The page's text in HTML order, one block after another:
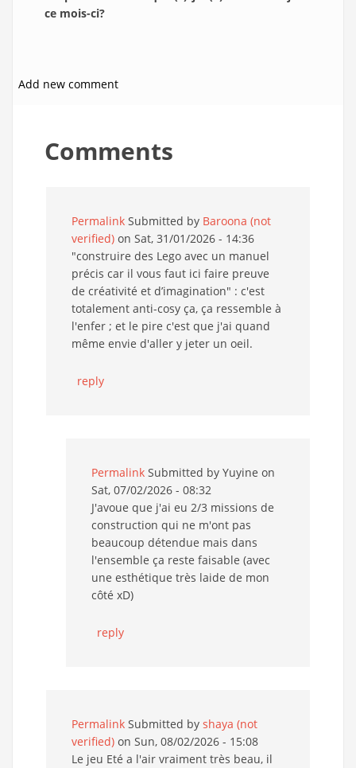
ce mois-ci?
Add new comment
Comments
Permalink Submitted by Baroona (not
verified) on Sat, 31/01/2026 - 14:36
"construire des Lego avec un manuel
précis car il vous faut ici faire preuve
de créativité et d’imagination" : c'est
totalement anti-cosy ça, ça ressemble à
l'enfer ; et le pire c'est que j'ai quand
même envie d'aller y jeter un oeil.
reply
Permalink Submitted by Yuyine on
Sat, 07/02/2026 - 08:32
J'avoue que j'ai eu 2/3 missions de
construction qui ne m'ont pas
beaucoup détendue mais dans
l'ensemble ça reste faisable (avec
une esthétique très laide de mon
côté xD)
reply
Permalink Submitted by shaya (not
verified) on Sun, 08/02/2026 - 15:08
Le jeu Eté a l'air vraiment très beau, il